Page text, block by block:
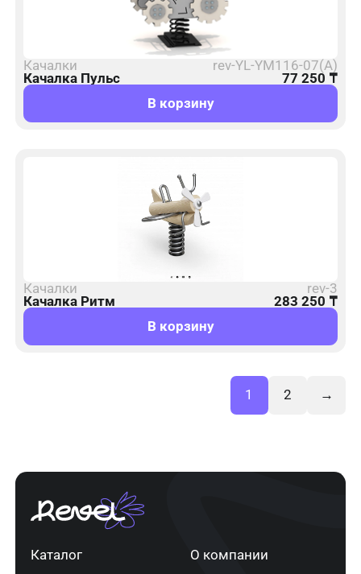
Качалки
rev-YL-YM116-07(A)
Качалка Пульс
77 250 ₸
В корзину
Качалки
rev-3
Качалка Ритм
283 250 ₸
В корзину
1 2 →
Каталог О компании